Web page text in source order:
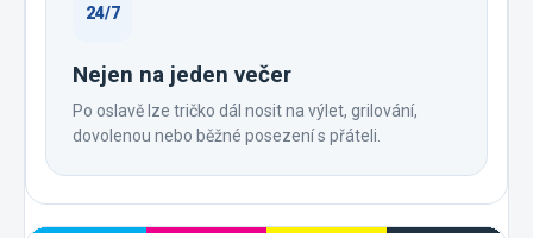
24/7
Nejen na jeden večer
Po oslavě lze tričko dál nosit na výlet, grilování,
dovolenou nebo běžné posezení s přáteli.